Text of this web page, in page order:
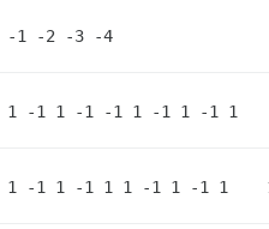
-1 -2 -3 -4
1 -1 1 -1 -1 1 -1 1 -1 1
1 -1 1 -1 1 1 -1 1 -1 1